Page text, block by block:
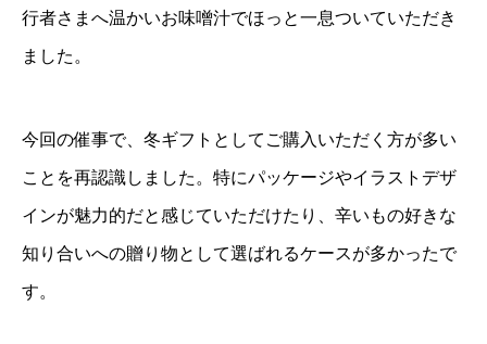
行者さまへ温かいお味噌汁でほっと一息ついていただき
ました。
今回の催事で、冬ギフトとしてご購入いただく方が多い
ことを再認識しました。特にパッケージやイラストデザ
インが魅力的だと感じていただけたり、辛いもの好きな
知り合いへの贈り物として選ばれるケースが多かったで
す。